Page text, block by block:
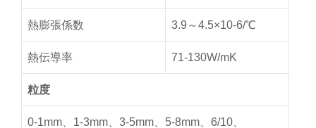
熱膨張係数 3.9～4.5×10-6/℃
熱伝導率 71-130W/mK
粒度
0-1mm、1-3mm、3-5mm、5-8mm、6/10、